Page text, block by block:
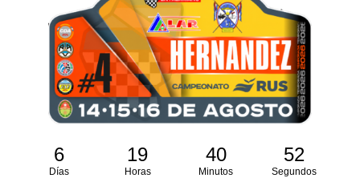
6
Días
19
Horas
40
Minutos
51
Segundos